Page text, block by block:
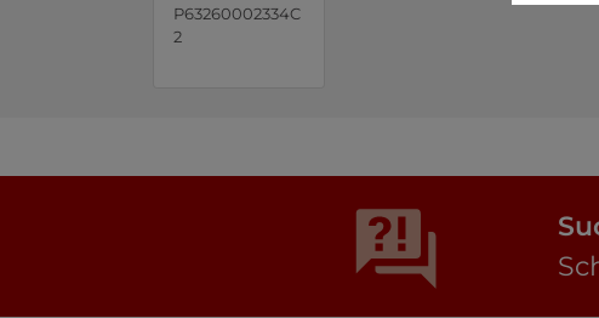
P63260002334C
2